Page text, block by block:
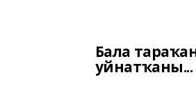
Бала
уйнатҡаны...